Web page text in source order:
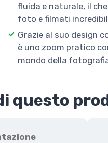
fluida e naturale, il
foto e filmati
Grazie al suo design
è uno zoom pratico
mondo della
questo